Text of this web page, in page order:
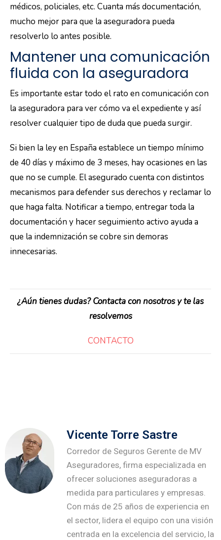
médicos, policiales, etc. Cuanta más documentación,
mucho mejor para que la aseguradora pueda
resolverlo lo antes posible.
Mantener una comunicación
fluida con la aseguradora
Es importante estar todo el rato en comunicación con
la aseguradora para ver cómo va el expediente y así
resolver cualquier tipo de duda que pueda surgir.
Si bien la ley en España establece un tiempo mínimo
de 40 días y máximo de 3 meses, hay ocasiones en las
que no se cumple. El asegurado cuenta con distintos
mecanismos para defender sus derechos y reclamar lo
que haga falta. Notificar a tiempo, entregar toda la
documentación y hacer seguimiento activo ayuda a
que la indemnización se cobre sin demoras
innecesarias.
¿Aún tienes dudas? Contacta con nosotros y te las
resolvemos
CONTACTO
Vicente Torre Sastre
Corredor de Seguros Gerente de MV
Aseguradores, firma especializada en
ofrecer soluciones aseguradoras a
medida para particulares y empresas.
Con más de 25 años de experiencia en
el sector, lidera el equipo con una visión
centrada en la excelencia del servicio, la